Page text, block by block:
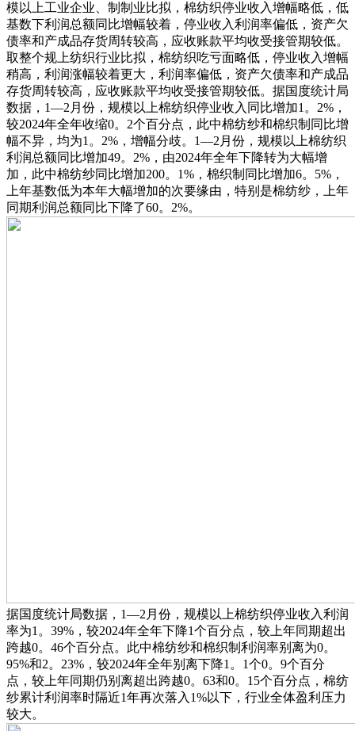
模以上工业企业、制制业比拟，棉纺织停业收入增幅略低，低
基数下利润总额同比增幅较着，停业收入利润率偏低，资产欠
债率和产成品存货周转较高，应收账款平均收受接管期较低。
取整个规上纺织行业比拟，棉纺织吃亏面略低，停业收入增幅
稍高，利润涨幅较着更大，利润率偏低，资产欠债率和产成品
存货周转较高，应收账款平均收受接管期较低。据国度统计局
数据，1—2月份，规模以上棉纺织停业收入同比增加1。2%，
较2024年全年收缩0。2个百分点，此中棉纺纱和棉织制同比增
幅不异，均为1。2%，增幅分歧。1—2月份，规模以上棉纺织
利润总额同比增加49。2%，由2024年全年下降转为大幅增
加，此中棉纺纱同比增加200。1%，棉织制同比增加6。5%，
上年基数低为本年大幅增加的次要缘由，特别是棉纺纱，上年
同期利润总额同比下降了60。2%。
据国度统计局数据，1—2月份，规模以上棉纺织停业收入利润
率为1。39%，较2024年全年下降1个百分点，较上年同期超出
跨越0。46个百分点。此中棉纺纱和棉织制利润率别离为0。
95%和2。23%，较2024年全年别离下降1。1个0。9个百分
点，较上年同期仍别离超出跨越0。63和0。15个百分点，棉纺
纱累计利润率时隔近1年再次落入1%以下，行业全体盈利压力
较大。